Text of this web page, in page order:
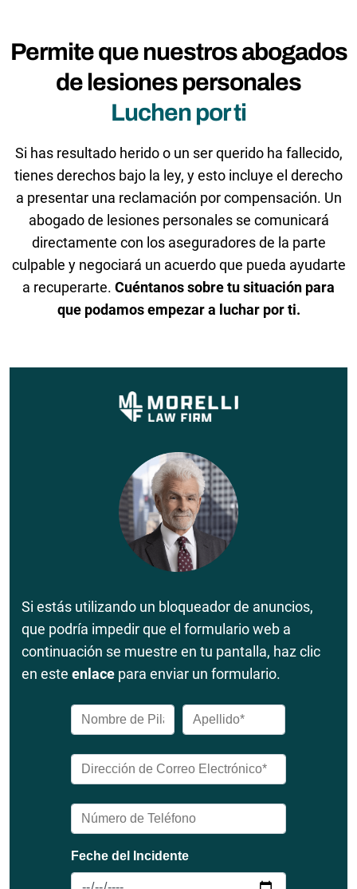
Permite que nuestros abogados
de lesiones personales
Luchen por ti
Si has resultado herido o un ser querido ha fallecido,
tienes derechos bajo la ley, y esto incluye el derecho
a presentar una reclamación por compensación. Un
abogado de lesiones personales se comunicará
directamente con los aseguradores de la parte
culpable y negociará un acuerdo que pueda ayudarte
a recuperarte. Cuéntanos sobre tu situación para
que podamos empezar a luchar por ti.
Si estás utilizando un bloqueador de anuncios,
que podría impedir que el formulario web a
continuación se muestre en tu pantalla, haz clic
en este enlace para enviar un formulario.